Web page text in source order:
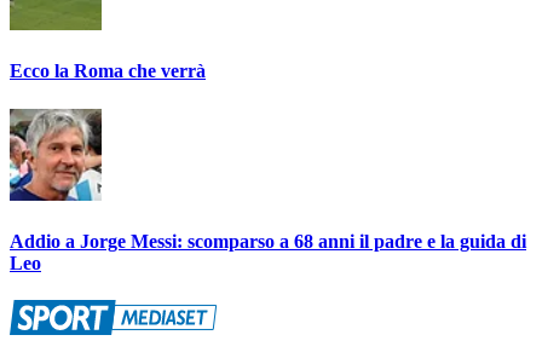
Ecco la Roma che verrà
Addio a Jorge Messi: scomparso a 68 anni il padre e la guida di
Leo